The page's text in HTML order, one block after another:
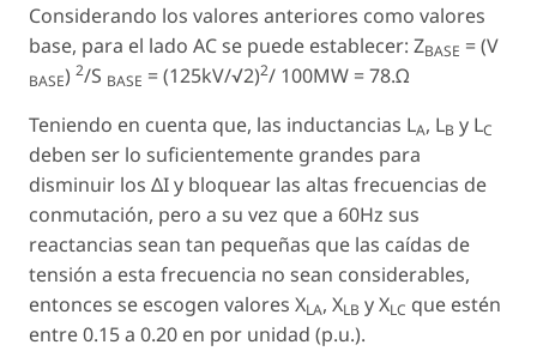
Considerando los valores anteriores como valores
base, para el lado AC se puede establecer: ZBASE = (V
BASE) 2/S BASE = (125kV/√2)2/ 100MW = 78.Ω
Teniendo en cuenta que, las inductancias LA, LB y LC
deben ser lo suficientemente grandes para
disminuir los ΔI y bloquear las altas frecuencias de
conmutación, pero a su vez que a 60Hz sus
reactancias sean tan pequeñas que las caídas de
tensión a esta frecuencia no sean considerables,
entonces se escogen valores XLA, XLB y XLC que estén
entre 0.15 a 0.20 en por unidad (p.u.).